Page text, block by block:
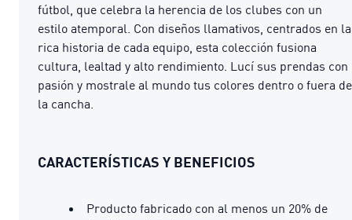
fútbol, que celebra la herencia de los clubes con un
estilo atemporal. Con diseños llamativos, centrados en la
rica historia de cada equipo, esta colección fusiona
cultura, lealtad y alto rendimiento. Lucí sus prendas con
pasión y mostrale al mundo tus colores dentro o fuera de
la cancha.
CARACTERÍSTICAS Y BENEFICIOS
Producto fabricado con al menos un 20% de